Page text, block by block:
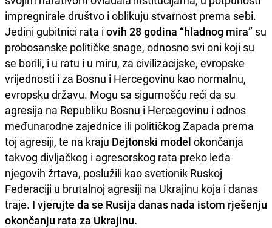
impregnirale društvo i oblikuju stvarnost prema sebi.
Jedini gubitnici rata i ovih 28 godina “hladnog mira” su
probosanske političke snage, odnosno svi oni koji su
se borili, i u ratu i u miru, za civilizacijske, evropske
vrijednosti i za Bosnu i Hercegovinu kao normalnu,
evropsku državu. Mogu sa sigurnošću reći da su
agresija na Republiku Bosnu i Hercegovinu i odnos
međunarodne zajednice ili političkog Zapada prema
toj agresiji, te na kraju Dejtonski model okončanja
takvog divljačkog i agresorskog rata preko leđa
njegovih žrtava, poslužili kao svetionik Ruskoj
Federaciji u brutalnoj agresiji na Ukrajinu koja i danas
traje. I vjerujte da se Rusija danas nada istom rješenju
okončanju rata za Ukrajinu.